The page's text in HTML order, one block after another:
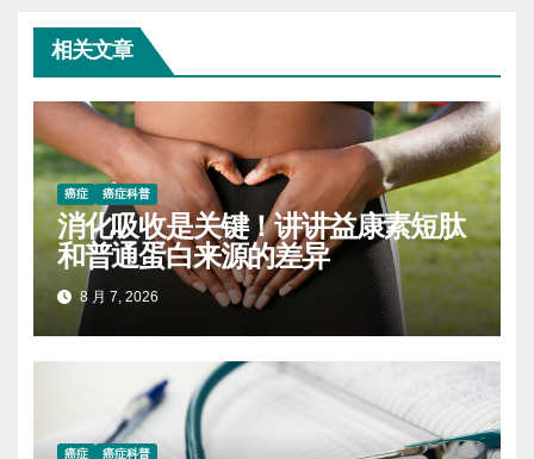
相关文章
癌症 癌症科普
消化吸收是关键！讲讲益康素短肽
和普通蛋白来源的差异
8 月 7, 2026
癌症 癌症科普